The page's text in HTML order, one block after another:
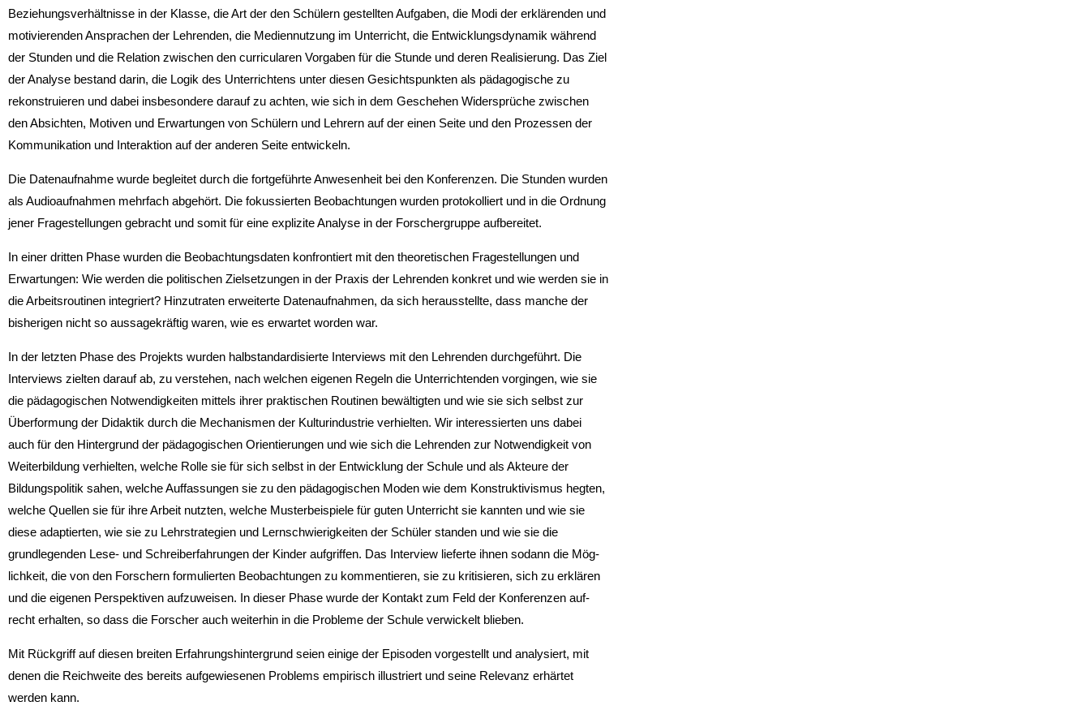
Beziehungsverhältnisse in der Klasse, die Art der den Schülern gestellten Aufgaben, die Modi der erklä­renden und
motivierenden Ansprachen der Lehrenden, die Mediennutzung im Unterricht, die Entwicklungsdynamik während
der Stunden und die Relation zwischen den curricularen Vorgaben für die Stunde und deren Realisierung. Das Ziel
der Analyse bestand darin, die Logik des Unterrichtens unter diesen Gesichtspunkten als pädagogische zu
rekonstruieren und dabei insbesondere darauf zu achten, wie sich in dem Geschehen Widersprüche zwischen
den Absichten, Motiven und Erwartungen von Schülern und Lehrern auf der ei­nen Seite und den Prozessen der
Kommunikation und Interaktion auf der an­deren Seite entwickeln.
Die Datenaufnahme wurde begleitet durch die fortgeführte Anwesenheit bei den Konferenzen. Die Stunden wurden
als Audioaufnahmen mehrfach abgehört. Die fokussierten Beobachtungen wurden protokolliert und in die Ordnung
jener Fragestellungen gebracht und somit für eine explizite Analyse in der Forschergruppe aufbereitet.
In einer dritten Phase wurden die Beobachtungsdaten konfrontiert mit den theoretischen Fragestellungen und
Erwartungen: Wie werden die politi­schen Zielsetzungen in der Praxis der Lehrenden konkret und wie werden sie in
die Arbeitsroutinen integriert? Hinzutraten erweiterte Datenaufnahmen, da sich herausstellte, dass manche der
bisherigen nicht so aussagekräftig waren, wie es erwartet worden war.
In der letzten Phase des Projekts wurden halbstandardisierte Interviews mit den Lehrenden durchgeführt. Die
Interviews zielten darauf ab, zu ver­stehen, nach welchen eigenen Regeln die Unterrichtenden vorgingen, wie sie
die pädagogischen Notwendigkeiten mittels ihrer praktischen Routinen bewältigten und wie sie sich selbst zur
Überformung der Didaktik durch die Mechanismen der Kulturindustrie verhielten. Wir interessierten uns dabei
auch für den Hintergrund der pädagogischen Orientierungen und wie sich die Lehrenden zur Notwendigkeit von
Weiterbildung verhielten, welche Rolle sie für sich selbst in der Entwicklung der Schule und als Akteure der
Bildungspolitik sahen, welche Auffassungen sie zu den pädagogischen Mo­den wie dem Konstruktivismus hegten,
welche Quellen sie für ihre Arbeit nutzten, welche Musterbeispiele für guten Unterricht sie kannten und wie sie
diese adaptierten, wie sie zu Lehrstrategien und Lernschwierigkeiten der Schüler standen und wie sie die
grundlegenden Lese- und Schreiberfahrun­gen der Kinder aufgriffen. Das Interview lieferte ihnen sodann die Mög­
lichkeit, die von den Forschern formulierten Beobachtungen zu kommentieren, sie zu kritisieren, sich zu erklären
und die eigenen Perspektiven aufzu­weisen. In dieser Phase wurde der Kontakt zum Feld der Konferenzen auf­
recht erhalten, so dass die Forscher auch weiterhin in die Probleme der Schule verwickelt blieben.
Mit Rückgriff auf diesen breiten Erfahrungshintergrund seien einige der Episoden vorgestellt und analysiert, mit
denen die Reichweite des bereits aufgewiesenen Problems empirisch illustriert und seine Relevanz erhärtet
werden kann.